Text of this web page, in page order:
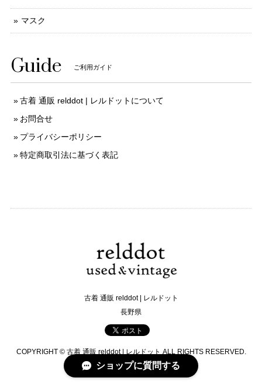
マスク
Guide ご利用ガイド
古着 通販 relddot | レルドットについて
お問合せ
プライバシーポリシー
特定商取引法に基づく表記
古着 通販 relddot | レルドット
長野県
COPYRIGHT © 古着 通販 relddot | レルドット ALL RIGHTS RESERVED.
ショップに質問する